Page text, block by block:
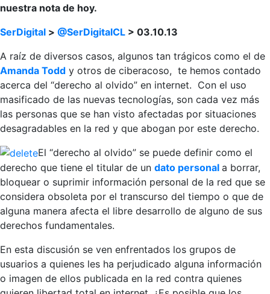
nuestra nota de hoy.
SerDigital > @SerDigitalCL > 03.10.13
A raíz de diversos casos, algunos tan trágicos como el de
Amanda Todd y otros de ciberacoso, te hemos contado
acerca del “derecho al olvido” en internet. Con el uso
masificado de las nuevas tecnologías, son cada vez más
las personas que se han visto afectadas por situaciones
desagradables en la red y que abogan por este derecho.
El “derecho al olvido” se puede definir como el
derecho que tiene el titular de un dato personal a borrar,
bloquear o suprimir información personal de la red que se
considera obsoleta por el transcurso del tiempo o que de
alguna manera afecta el libre desarrollo de alguno de sus
derechos fundamentales.
En esta discusión se ven enfrentados los grupos de
usuarios a quienes les ha perjudicado alguna información
o imagen de ellos publicada en la red contra quienes